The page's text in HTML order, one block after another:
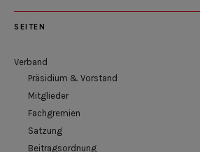
SEITEN
Verband
Präsidium & Vorstand
Mitglieder
Fachgremien
Satzung
Beitragsordnung